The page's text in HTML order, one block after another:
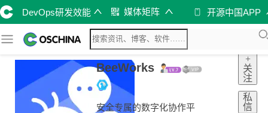
DevOps研发效能 媒体矩阵 开源中国APP
BeeWorks
安全专属的数字化协作平
+
关
注
私
信